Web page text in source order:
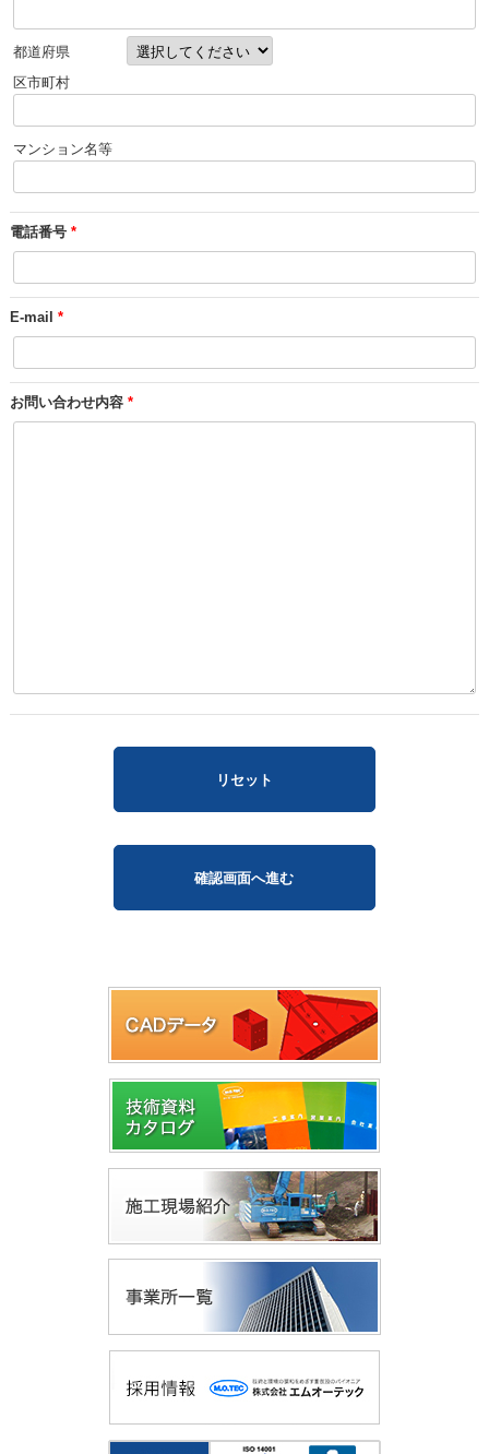
都道府県
区市町村
マンション名等
電話番号 *
E-mail *
お問い合わせ内容 *